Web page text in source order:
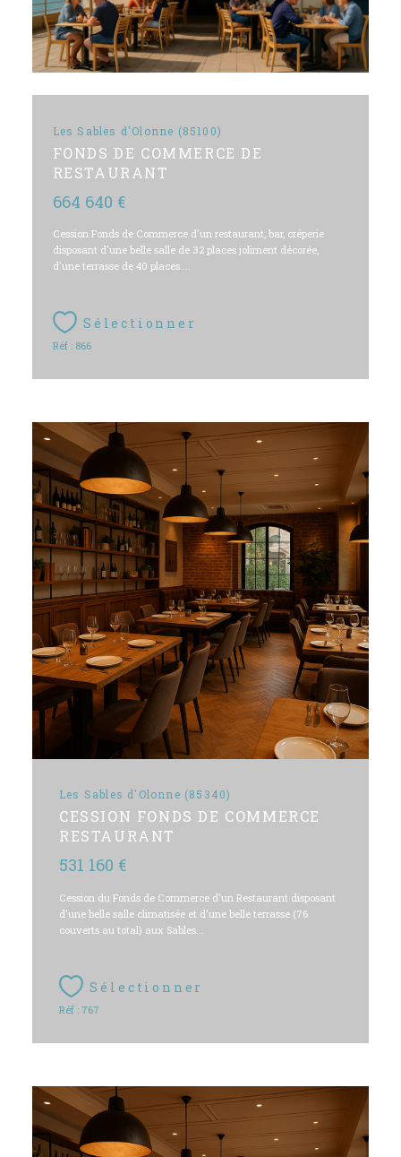
Les Sables d'Olonne (85100)
FONDS DE COMMERCE DE
RESTAURANT
664 640 €
Cession Fonds de Commerce d'un restaurant, bar, créperie
disposant d'une belle salle de 32 places joliment décorée,
d'une terrasse de 40 places....
Sélectionner
Réf : 866
Les Sables d'Olonne (85340)
CESSION FONDS DE COMMERCE
RESTAURANT
531 160 €
Cession du Fonds de Commerce d'un Restaurant disposant
d'une belle salle climatisée et d'une belle terrasse (76
couverts au total) aux Sables...
Sélectionner
Réf : 767